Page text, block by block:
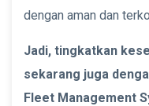
dengan aman dan
Jadi, tingkatkan
sekarang juga
Fleet Management